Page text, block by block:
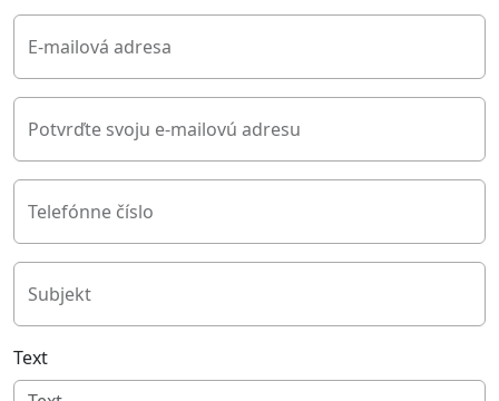
E-mailová adresa
Potvrďte svoju e-mailovú adresu
Telefónne číslo
Subjekt
Text